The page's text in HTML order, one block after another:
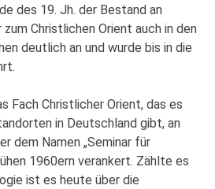
des 19. Jh. der Bestand an
Christlichen Orient auch in den
deutlich an und wurde bis in die
Fach Christlicher Orient, das es
in Deutschland gibt, an
dem Namen „Seminar für
1960ern verankert. Zählte es
ist es heute über die